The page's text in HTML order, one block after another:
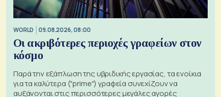
WORLD 09.08.2026, 08:00
Οι ακριβότερες περιοχές γραφείων στον
κόσμο
Παρά την εξάπλωση της υβριδικής εργασίας, τα ενοίκια
για τα καλύτερα ("prime") γραφεία συνεχίζουν να
αυξάνονται στις περισσότερες μεγάλες αγορές